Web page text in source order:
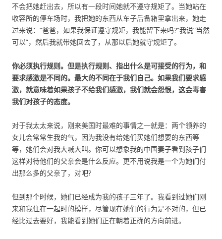
不会把她赶出去，所以有一段时间她就不遵守规矩了。当她站在
收容所的停车场时，我把她的东西从车子后备箱里拿出来，她走
过来说：“爸爸，如果我保证遵守规矩，我能留下来吗?”我说”当然
可以”，然后我就带她回去了，从那以后她就守规矩了。
你必须执行规则。但是执行规则、指出什么是可接受的行为，和
要求感激是不同的。最大的不同在于我们自己。如果我们要求感
激，就意味着如果孩子不给我们感激，我们就会怨恨，这会毒害
我们对孩子的态度。
对于我太太来说，刚来美国时最难的事情之一就是：两个领养的
女儿会常常生我的气，因为我没有给她们买她们想要的东西等
等，她们会对我大喊大叫。你可以想象我的中国妻子看到孩子们
这样对待他们的父亲会是什么反应。更不用说我是一个为她们付
出那么多的父亲了，对吧?
但到那个时候，她们已经成为我的孩子三年了。我看到过她们刚
来和我住在一起时的模样，尽管现在她们的行为是不对的，但已
经比过去要好，我能看到她们正在朝着正确的方向前进。